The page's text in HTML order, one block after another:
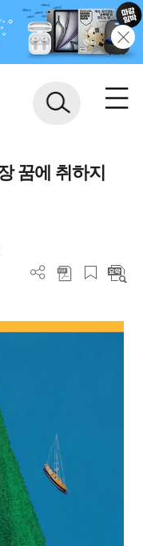
꿈에 취하지